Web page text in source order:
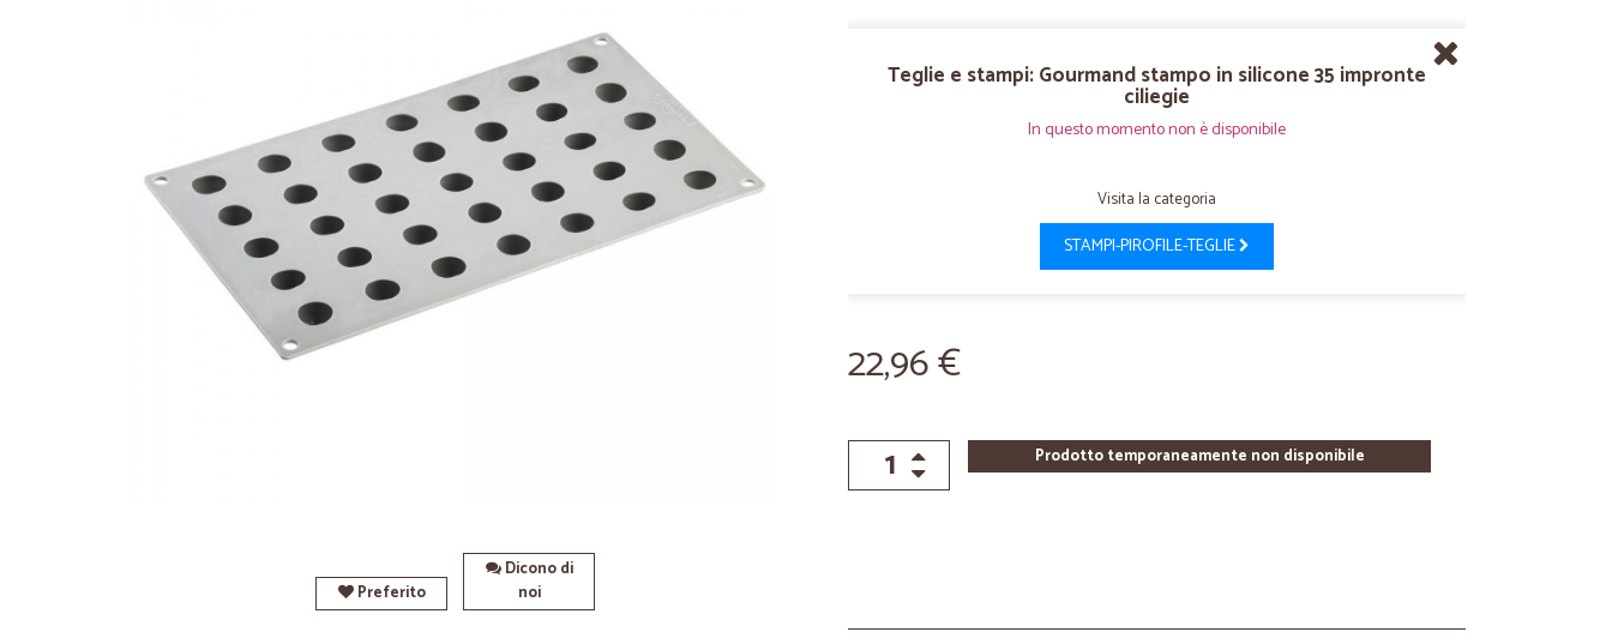
Preferito
Dicono di
noi
Teglie e stampi: Gourmand stampo in silicone 35 impronte
ciliegie
In questo momento non è disponibile
Visita la categoria
STAMPI-PIROFILE-TEGLIE
22,96 €
Prodotto temporaneamente non disponibile